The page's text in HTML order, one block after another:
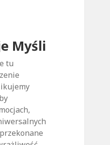
Myśli
tu